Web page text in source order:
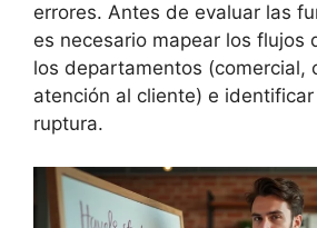
errores. Antes de evaluar las
es necesario mapear los flujos
los departamentos (comercial,
atención al cliente) e
ruptura.